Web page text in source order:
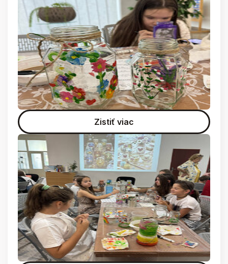
Zistiť viac